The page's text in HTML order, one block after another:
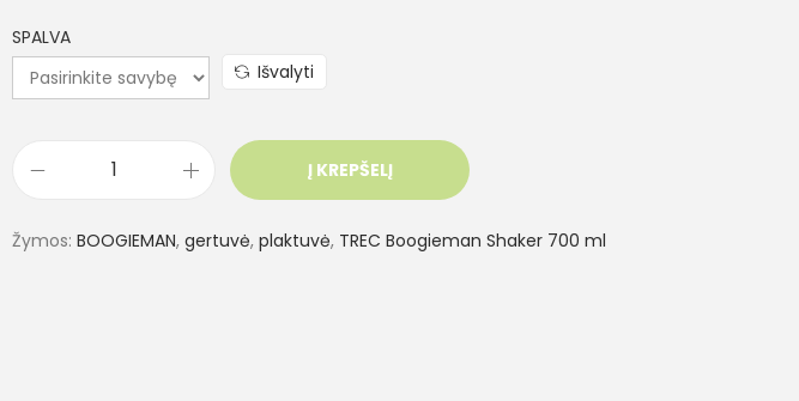
SPALVA
Išvalyti
Į KREPŠELĮ
Žymos: BOOGIEMAN, gertuvė, plaktuvė, TREC Boogieman Shaker 700 ml